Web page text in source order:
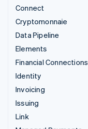
Connect
Cryptomonnaie
Data Pipeline
Elements
Financial Connections
Identity
Invoicing
Issuing
Link